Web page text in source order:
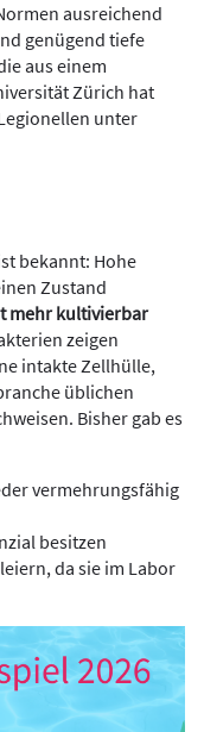
ausreichend
genügend tiefe
aus einem
Zürich hat
unter
bekannt: Hohe
Zustand
mehr kultivierbar
zeigen
intakte Zellhülle,
üblichen
Bisher gab es
vermehrungsfähig
besitzen
da sie im Labor